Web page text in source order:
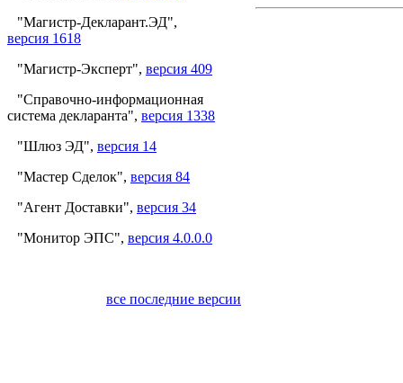
"Магистр-Декларант.ЭД",
версия 1618
"Магистр-Эксперт", версия 409
"Справочно-информационная
система декларанта", версия 1338
"Шлюз ЭД", версия 14
"Мастер Сделок", версия 84
"Агент Доставки", версия 34
"Монитор ЭПС", версия 4.0.0.0
все последние версии